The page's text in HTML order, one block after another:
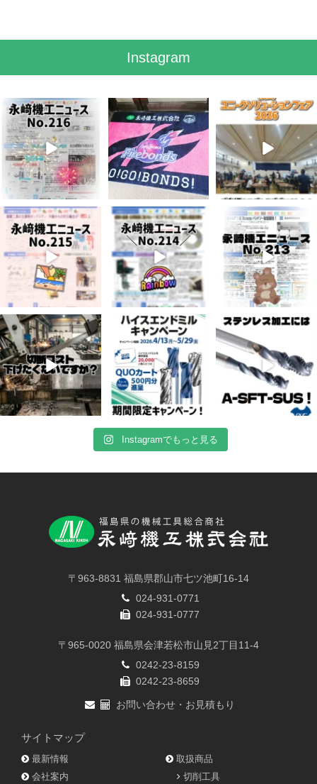
Instagram
8月 7
3 0
7月 28
7 0
7月 27
6
7月 3
5 0
6月 3
8 0
5月 13
5 0
4月 20
10 0
4月 16
10 0
4月 13
Instagramでもっと見る
〒963-8831 福島県郡山市七ツ池町16-14
024-931-0771
024-931-0777
〒965-0020 福島県会津若松市山見2丁目11-4
0242-23-8159
0242-23-8659
お問い合わせ・お見積もり
サイトマップ
最新情報
会社案内
取扱商品
切削工具